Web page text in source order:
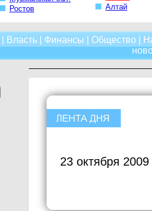
Ростов
Алтай
Власть| Финансы Общество
23 октября 2009